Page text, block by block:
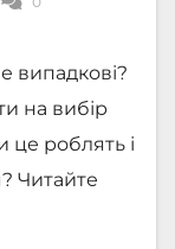
випадкові?
на вибір
це роблять і
Читайте